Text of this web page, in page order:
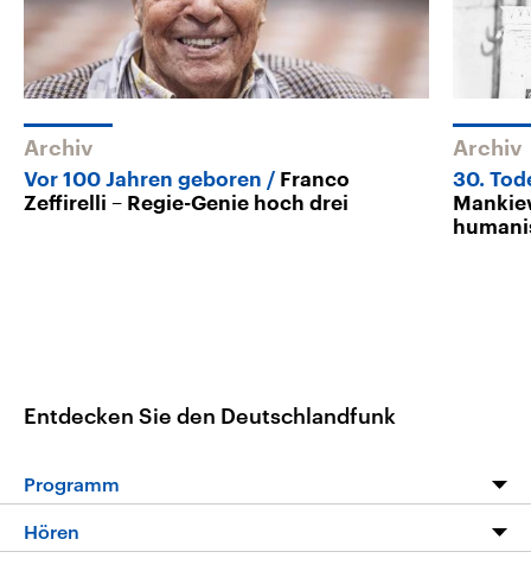
Archiv
Vor 100 Jahren geboren
Franco
Zeffirelli – Regie-Genie hoch drei
Archiv
30.
Entdecken Sie den Deutschlandfunk
Programm
Programm
Hören